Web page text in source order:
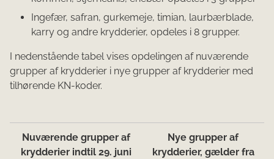
Ingefær, safran, gurkemeje, timian, laurbærblade,
karry og andre krydderier, opdeles i 8 grupper.
I nedenstående tabel vises opdelingen af nuværende
grupper af krydderier i nye grupper af krydderier med
tilhørende KN-koder.
Nuværende grupper af
krydderier indtil 29. juni
Nye grupper af
krydderier, gælder fra